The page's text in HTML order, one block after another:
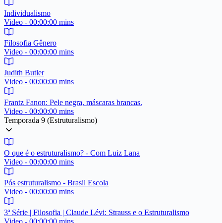
Individualismo
Video - 00:00:00 mins
Filosofia Gênero
Video - 00:00:00 mins
Judith Butler
Video - 00:00:00 mins
Frantz Fanon: Pele negra, máscaras brancas.
Video - 00:00:00 mins
Temporada 9 (Estruturalismo)
O que é o estruturalismo? - Com Luiz Lana
Video - 00:00:00 mins
Pós estruturalismo - Brasil Escola
Video - 00:00:00 mins
3ª Série | Filosofia | Claude Lévi: Strauss e o Estruturalismo
Video - 00:00:00 mins